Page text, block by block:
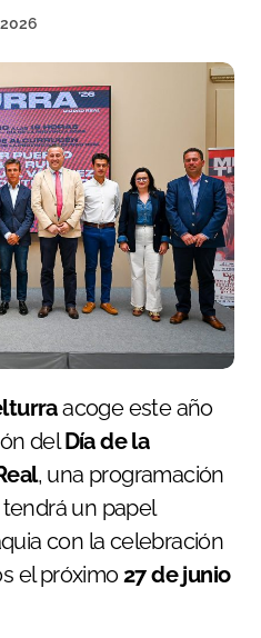
acoge este año
delDía de la
, una programación
un papel
con la celebración
el próximo27 de junio